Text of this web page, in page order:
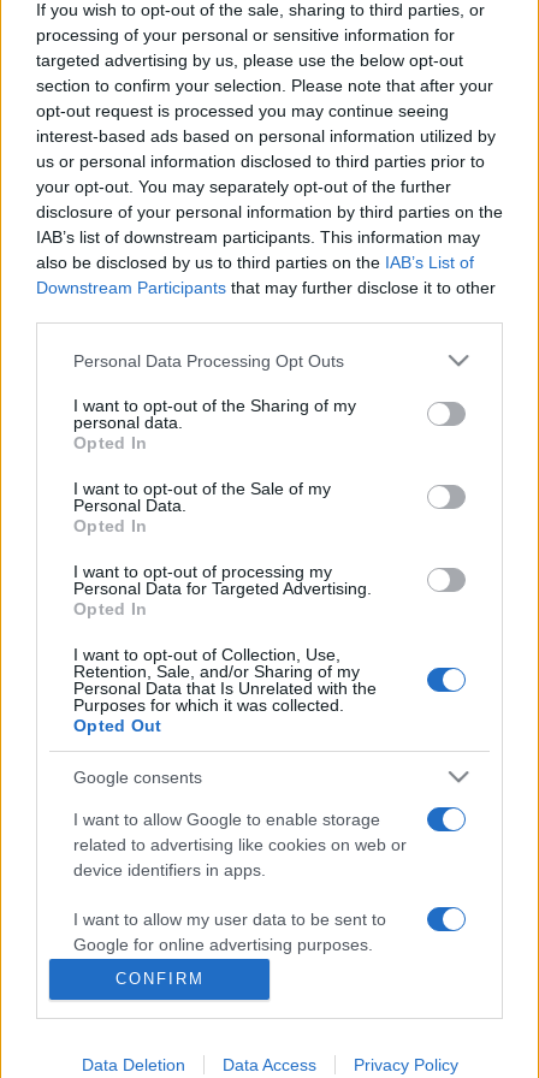
If you wish to opt-out of the sale, sharing to third parties, or
processing of your personal or sensitive information for
targeted advertising by us, please use the below opt-out
section to confirm your selection. Please note that after your
opt-out request is processed you may continue seeing
interest-based ads based on personal information utilized by
us or personal information disclosed to third parties prior to
your opt-out. You may separately opt-out of the further
disclosure of your personal information by third parties on the
IAB’s list of downstream participants. This information may
also be disclosed by us to third parties on the IAB’s List of
Downstream Participants that may further disclose it to other
Please note that this website/app uses one or more Google
not limited to your visit or usage behaviour. You may click to
grant or deny consent to Google and its third-party tags to
use your data for below specified purposes in below Google
consent section.
Personal Data Processing Opt Outs
I want to opt-out of the Sharing of my
personal data.
Opted In
I want to opt-out of the Sale of my
Personal Data.
Opted In
I want to opt-out of processing my
Personal Data for Targeted Advertising.
Opted In
I want to opt-out of Collection, Use,
Retention, Sale, and/or Sharing of my
Personal Data that Is Unrelated with the
Purposes for which it was collected.
Opted Out
Google consents
I want to allow Google to enable storage
related to advertising like cookies on web or
device identifiers in apps.
I want to allow my user data to be sent to
Google for online advertising purposes.
I want to allow Google to send me
personalized advertising.
I want to allow Google to enable storage
CONFIRM
Data Deletion Data Access Privacy Policy
tűnik, jelentős nemzetközi röppályát fut be. Clara Royer a
könyvet magyar nagymamájának ajánlja, ő volt az, aki
gyökereitől rég elszakadva, távolra vetődve az Óhazától,
Csillagnak szólította unokáját, még akkor is, amikor már rég
elfelejtett magyarul beszélni. Üldöztetés, menekülés,
gyötrelmes történelem, ?sehovatartozás?, családi titkok,
szenvedélyek határozzák meg a megindító történetet,
amely különös, új nyelvhasználatával is kimagaslik a kortárs
európai irodalomban.
Clara Royer (1981, Párizs) francia írónő több évig Budapesten
Paris-Sorbonne egyetemen. A két világháború közötti
magyar irodalom szakértője. Csillag c. első regénye a Pierre-
Guillaume de Roux kiadónál jelent meg 2011-ben.
PROGRAM
MEGOSZTÁS